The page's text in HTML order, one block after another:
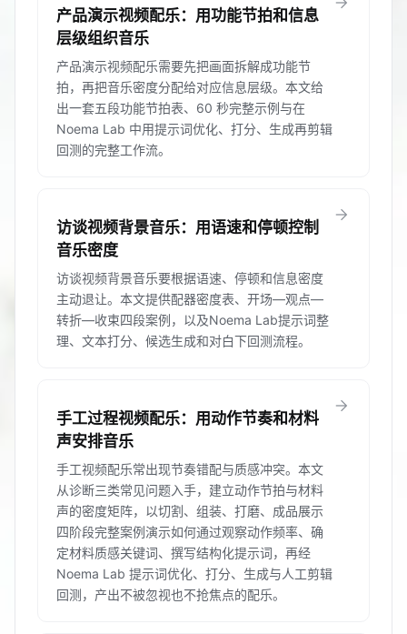
产品演示视频配乐：用功能节拍和信息
层级组织音乐
产品演示视频配乐需要先把画面拆解成功能节
拍，再把音乐密度分配给对应信息层级。本文给
出一套五段功能节拍表、60 秒完整示例与在
Noema Lab 中用提示词优化、打分、生成再剪辑
回测的完整工作流。
访谈视频背景音乐：用语速和停顿控制
音乐密度
访谈视频背景音乐要根据语速、停顿和信息密度
主动退让。本文提供配器密度表、开场—观点—
转折—收束四段案例，以及Noema Lab提示词整
理、文本打分、候选生成和对白下回测流程。
arrow_forward
手工过程视频配乐：用动作节奏和材料
声安排音乐
手工视频配乐常出现节奏错配与质感冲突。本文
从诊断三类常见问题入手，建立动作节拍与材料
声的密度矩阵，以切割、组装、打磨、成品展示
四阶段完整案例演示如何通过观察动作频率、确
定材料质感关键词、撰写结构化提示词，再经
Noema Lab 提示词优化、打分、生成与人工剪辑
回测，产出不被忽视也不抢焦点的配乐。
arrow_forward